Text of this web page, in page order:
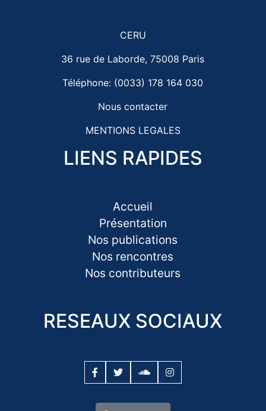
CERU
36 rue de Laborde, 75008 Paris
Téléphone: (0033) 178 164 030
Nous contacter
MENTIONS LEGALES
LIENS RAPIDES
Accueil
Présentation
Nos publications
Nos rencontres
Nos contributeurs
RESEAUX SOCIAUX